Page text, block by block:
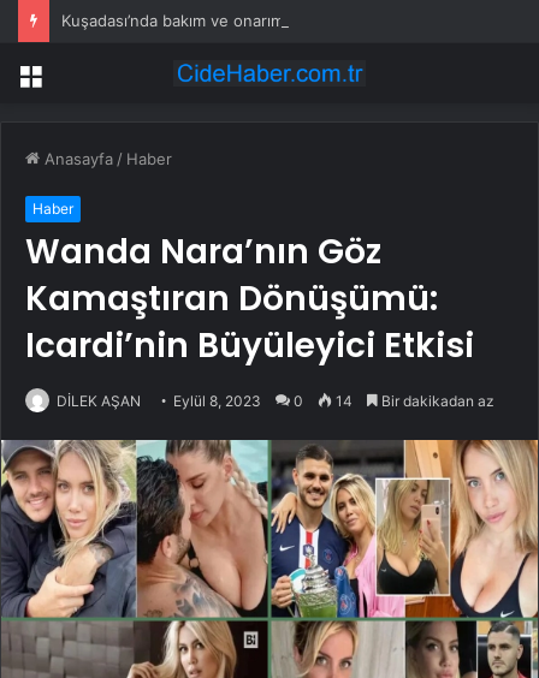
Kuşadası’nda bakım ve onarım çalışmaları hız kesmiyor
Menü
Anasayfa / Haber
Haber
Wanda Nara’nın Göz
Kamaştıran Dönüşümü:
Icardi’nin Büyüleyici Etkisi
DİLEK AŞAN Eylül 8, 2023 0 14 Bir dakikadan az